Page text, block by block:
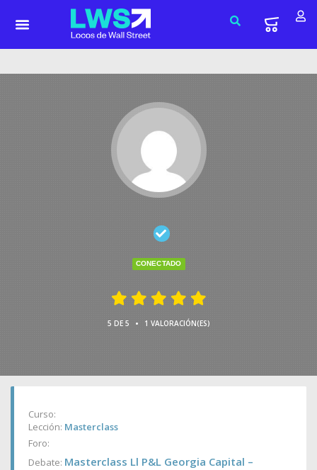
CONECTADO
5 DE 5 • 1 VALORACIÓN(ES)
Curso:
Lección: Masterclass
Foro:
Debate: Masterclass Ll P&L Georgia Capital –